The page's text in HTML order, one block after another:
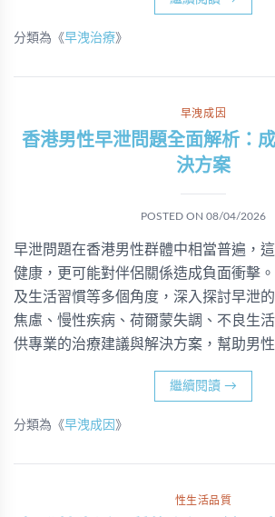
分類為《早洩治療》
早洩成因
香港男性早泄問題全面解析：
決方案
POSTED ON 08/04/2026
早泄問題在香港男性群體中相當普遍，
健康，更可能對伴侶關係造成負面衝擊
及生活習慣等多個角度，深入探討早泄
焦慮、慢性疾病、荷爾蒙失調、不良生
供專業的治療建議與解決方案，幫助男
繼續閱讀 →
分類為《早洩成因 》
性生活品質